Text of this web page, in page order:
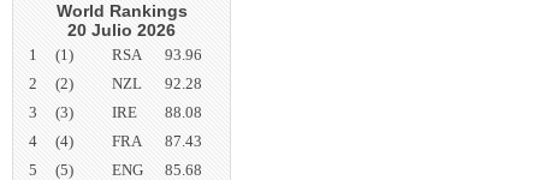
World Rankings
20 Julio 2026
1 (1) RSA
93.96
2
(2) NZL
92.28
3
(3) IRE
88.08
4
(4) FRA
87.43
5
(5) ENG
85.68